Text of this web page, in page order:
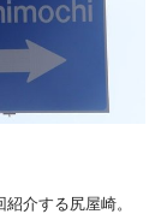
介する尻屋崎。